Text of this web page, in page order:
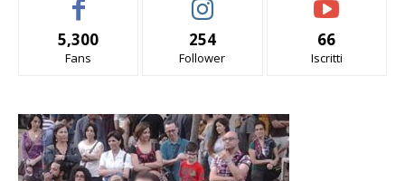
5,300
Fans
254
Follower
66
Iscritti